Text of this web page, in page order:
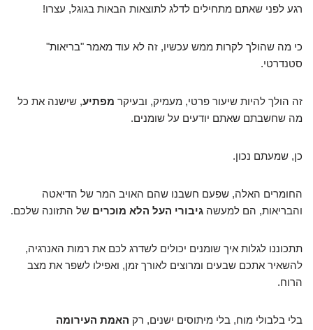
רגע לפני שאתם מתחילים לדלג לתוצאות הבאות בגוגל, עצרו!
כי מה שהולך לקרות ממש עכשיו, זה לא עוד מאמר "בריאות"
סטנדרטי.
זה הולך להיות שיעור פרטי, מעמיק, ובעיקר מפתיע, שישנה את כל
מה שחשבתם שאתם יודעים על שומנים.
כן, שמעתם נכון.
החומרים האלה, שפעם חשבנו שהם האויב המר של הדיאטה
והבריאות, הם למעשה גיבורי העל הלא מוכרים של התזונה שלכם.
תתכוננו לגלות איך שומנים יכולים לשדרג לכם את רמות האנרגיה,
להשאיר אתכם שבעים ומרוצים לאורך זמן, ואפילו לשפר את מצב
הרוח.
בלי בלבולי מוח, בלי מיתוסים ישנים, רק האמת העירומה